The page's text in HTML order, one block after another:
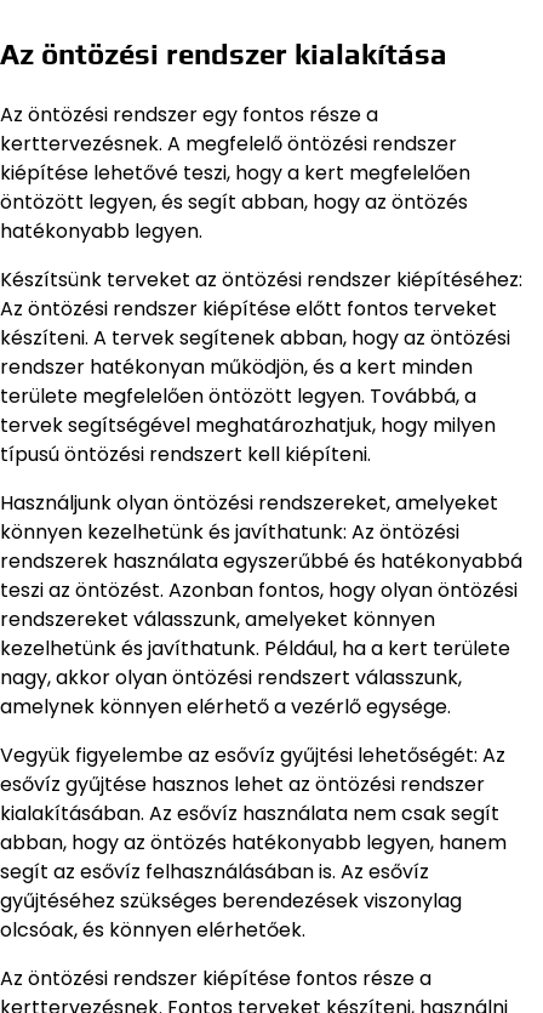
Az öntözési rendszer kialakítása
Az öntözési rendszer egy fontos része a
kerttervezésnek. A megfelelő öntözési rendszer
kiépítése lehetővé teszi, hogy a kert megfelelően
öntözött legyen, és segít abban, hogy az öntözés
hatékonyabb legyen.
Készítsünk terveket az öntözési rendszer kiépítéséhez:
Az öntözési rendszer kiépítése előtt fontos terveket
készíteni. A tervek segítenek abban, hogy az öntözési
rendszer hatékonyan működjön, és a kert minden
területe megfelelően öntözött legyen. Továbbá, a
tervek segítségével meghatározhatjuk, hogy milyen
típusú öntözési rendszert kell kiépíteni.
Használjunk olyan öntözési rendszereket, amelyeket
könnyen kezelhetünk és javíthatunk: Az öntözési
rendszerek használata egyszerűbbé és hatékonyabbá
teszi az öntözést. Azonban fontos, hogy olyan öntözési
rendszereket válasszunk, amelyeket könnyen
kezelhetünk és javíthatunk. Például, ha a kert területe
nagy, akkor olyan öntözési rendszert válasszunk,
amelynek könnyen elérhető a vezérlő egysége.
Vegyük figyelembe az esővíz gyűjtési lehetőségét: Az
esővíz gyűjtése hasznos lehet az öntözési rendszer
kialakításában. Az esővíz használata nem csak segít
abban, hogy az öntözés hatékonyabb legyen, hanem
segít az esővíz felhasználásában is. Az esővíz
gyűjtéséhez szükséges berendezések viszonylag
olcsóak, és könnyen elérhetőek.
Az öntözési rendszer kiépítése fontos része a
kerttervezésnek. Fontos terveket készíteni, használni